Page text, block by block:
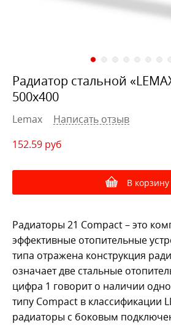
Радиатор стальной
500х400
Lemax
Написать отзыв
152.59 руб
В корзину
Радиаторы 21 Compact – это
эффективные отопительные
типа отражена конструкция
означает две стальные
цифра 1 говорит о наличии
типу Compact в классификации
радиаторы с боковым